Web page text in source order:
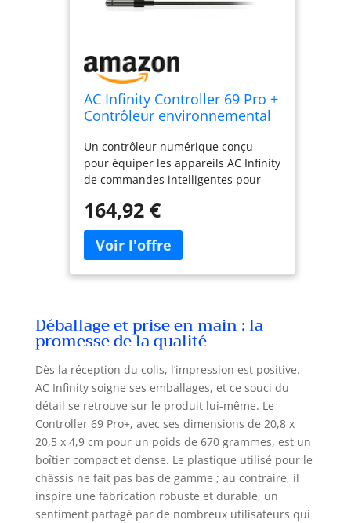
AC Infinity Controller 69 Pro +
Contrôleur environnemental
température, humidité, VPD,
minuterie, cycle, commandes
de programme, pour tente de
Un contrôleur numérique conçu
pour équiper les appareils AC Infinity
de commandes intelligentes pour
Contrôlez jusqu'à huit appareils
depuis les ventilateurs pour faire
pousser des lumières et fournir à
chacun sa propre programmation
indépendante. Automatisez les
vitesse et de luminosité en réponse à
la température, à l'humidité et au
supplémentaire comprend les cycles
de croissance, la planification, les
minuteries, les niveaux minimaux et
les transitions personnalisées.
Associez-le à notre application via
Bluetooth ou WiFi pour déverrouiller
des programmes avancés, définir
des alarmes, des notifications et
afficher les données climatiques.
164,92 €
Déballage et prise en main : la
promesse de la qualité
Dès la réception du colis, l’impression est positive.
AC Infinity soigne ses emballages, et ce souci du
détail se retrouve sur le produit lui-même. Le
Controller 69 Pro+, avec ses dimensions de 20,8 x
20,5 x 4,9 cm pour un poids de 670 grammes, est un
boîtier compact et dense. Le plastique utilisé pour le
châssis ne fait pas bas de gamme ; au contraire, il
inspire une fabrication robuste et durable, un
sentiment partagé par de nombreux utilisateurs qui